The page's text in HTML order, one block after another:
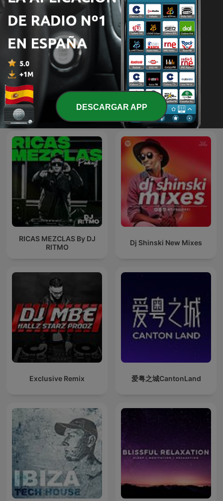
Music Box Relax Sound
Más podcasts internacionales de Música
RICAS MEZCLAS By DJ
RITMO
Dj Shinski New Mixes
Exclusive Remix 爱粤之城CantonLand
DESCARGAR APP